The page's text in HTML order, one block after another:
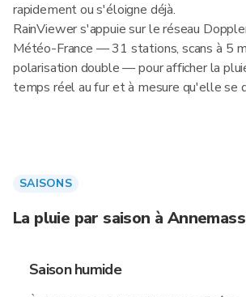
rapidement ou s'éloigne déjà.
RainViewer s'appuie sur le réseau
Météo-France — 31 stations, scans à 5
polarisation double — pour afficher la
temps réel au fur et à mesure qu'elle se
SAISONS
La pluie par saison à
Saison humide